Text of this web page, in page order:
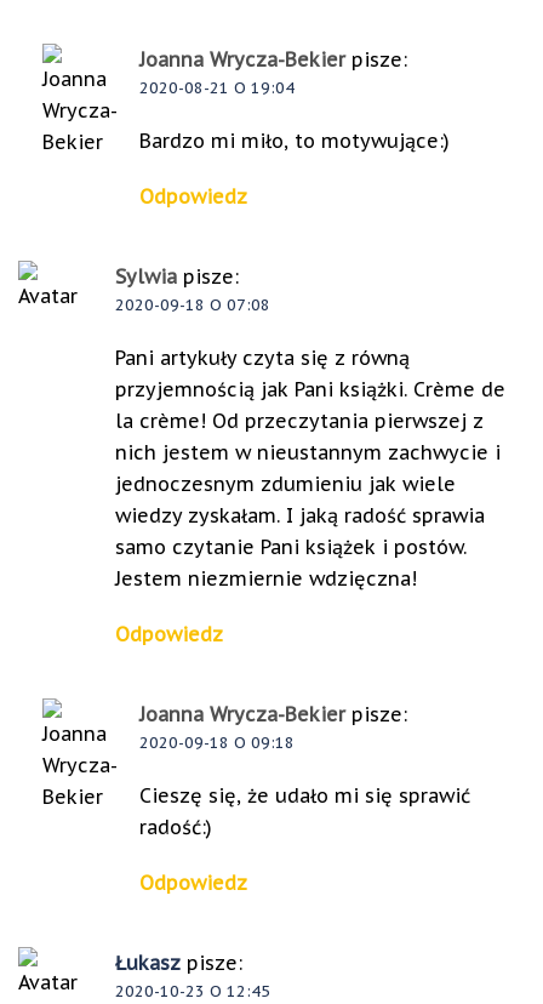
Joanna Wrycza-Bekier pisze:
2020-08-21 O 19:04
Bardzo mi miło, to motywujące:)
Odpowiedz
Sylwia pisze:
2020-09-18 O 07:08
Pani artykuły czyta się z równą
przyjemnością jak Pani książki. Crème de
la crème! Od przeczytania pierwszej z
nich jestem w nieustannym zachwycie i
jednoczesnym zdumieniu jak wiele
wiedzy zyskałam. I jaką radość sprawia
samo czytanie Pani książek i postów.
Jestem niezmiernie wdzięczna!
Odpowiedz
Joanna Wrycza-Bekier pisze:
2020-09-18 O 09:18
Cieszę się, że udało mi się sprawić
radość:)
Odpowiedz
Łukasz pisze:
2020-10-23 O 12:45